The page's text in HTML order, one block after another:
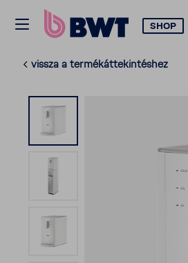
SHOP
vissza a termék­át­te­kin­téshez